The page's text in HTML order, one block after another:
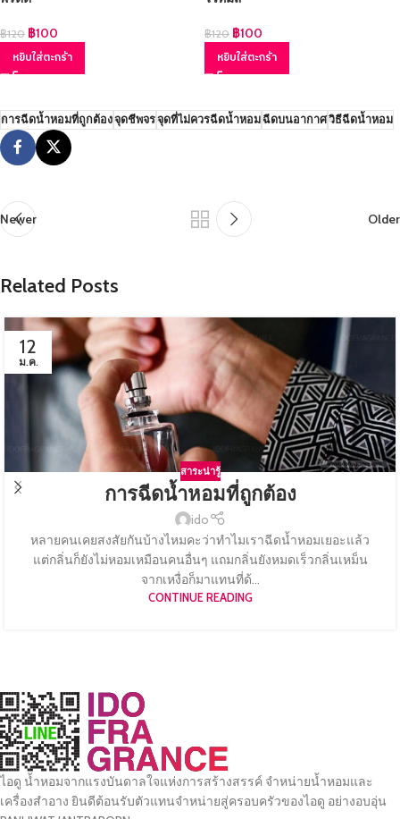
฿120 ฿100
หยิบใส่ตะกร้า
฿120 ฿100
หยิบใส่ตะกร้า
การฉีดน้ำหอมที่ถูกต้องจุดชีพจรจุดที่ไม่ควรฉีดน้ำหอมฉีดบนอากาศวิธีฉีดน้ำหอม
Newer Older
Related Posts
12
ม.ค.
สาระน่ารู้
การฉีดน้ำหอมที่ถูกต้อง
ido
หลายคนเคยสงสัยกันบ้างไหมคะว่าทำไมเราฉีดน้ำหอมเยอะแล้ว
แต่กลิ่นก็ยังไม่หอมเหมือนคนอื่นๆ แถมกลิ่นยังหมดเร็วกลิ่นเหม็น
จากเหงื่อก็มาแทนที่ด้...
CONTINUE READING
ไอดู น้ำหอมจากแรงบันดาลใจแห่งการสร้างสรรค์ จำหน่ายน้ำหอมและ
เครื่องสำอาง ยินดีต้อนรับตัวแทนจำหน่ายสู่ครอบครัวของไอดู อย่างอบอุ่น